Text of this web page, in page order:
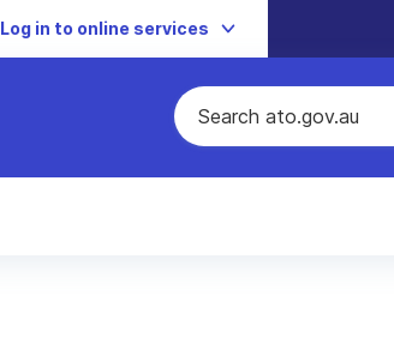
Log in to online services